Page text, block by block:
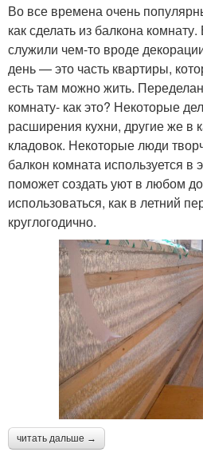
Во все времена очень
как сделать из балкона
служили чем-то вроде
день — это часть квартиры,
есть там можно жить.
комнату- как это? Некоторые
расширения кухни, другие же в
кладовок. Некоторые люди
балкон комната используется в
поможет создать уют в любом
использоваться, как в летний
круглогодично.
читать дальше →